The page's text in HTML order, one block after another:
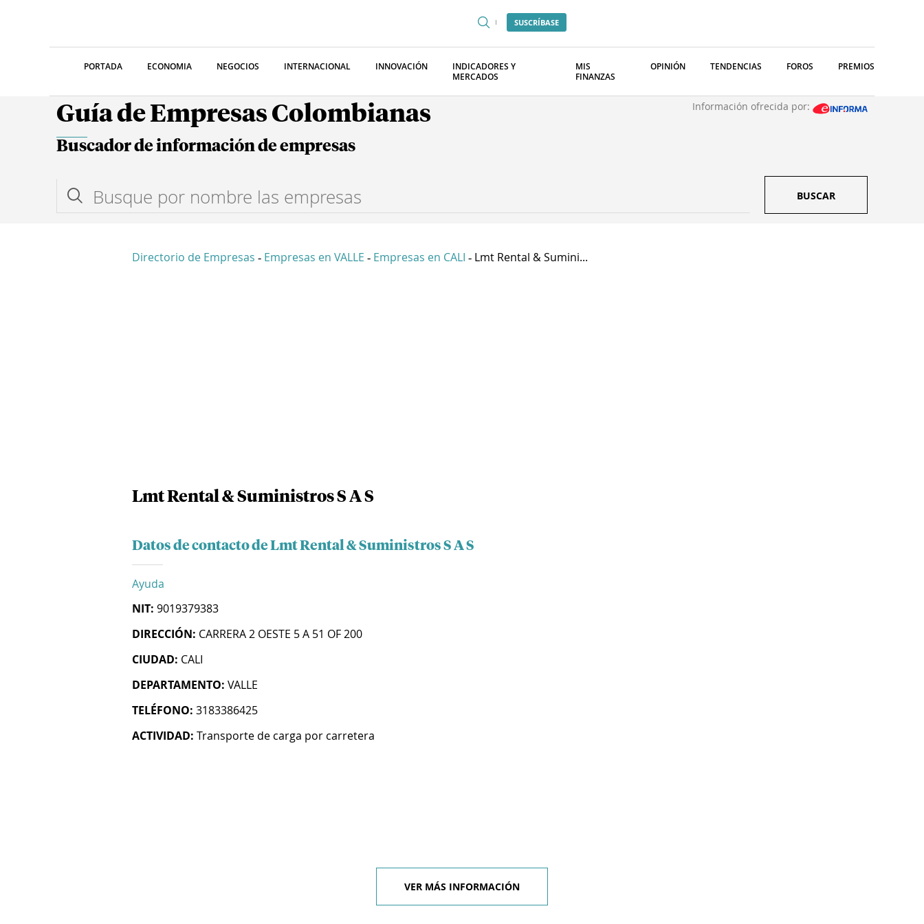
SUSCRÍBASE
PORTADA ECONOMIA NEGOCIOS INTERNACIONAL INNOVACIÓN
INDICADORES Y
MERCADOS
MIS
FINANZAS
OPINIÓN TENDENCIAS FOROS PREMIOS
Guía de Empresas Colombianas Información ofrecida por:
Buscador de información de empresas
BUSCAR
Directorio de Empresas - Empresas en VALLE - Empresas en CALI - Lmt Rental & Sumini...
Lmt Rental & Suministros S A S
Datos de contacto de Lmt Rental & Suministros S A S
Ayuda
NIT: 9019379383
DIRECCIÓN: CARRERA 2 OESTE 5 A 51 OF 200
CIUDAD: CALI
DEPARTAMENTO: VALLE
TELÉFONO: 3183386425
ACTIVIDAD: Transporte de carga por carretera
VER MÁS INFORMACIÓN